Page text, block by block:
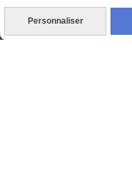
livraison à
Personnaliser